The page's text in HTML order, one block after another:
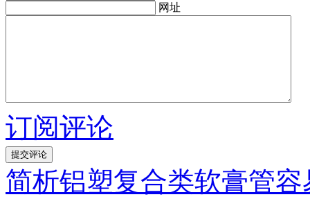
网址
订阅评论
简析铝塑复合类软膏管